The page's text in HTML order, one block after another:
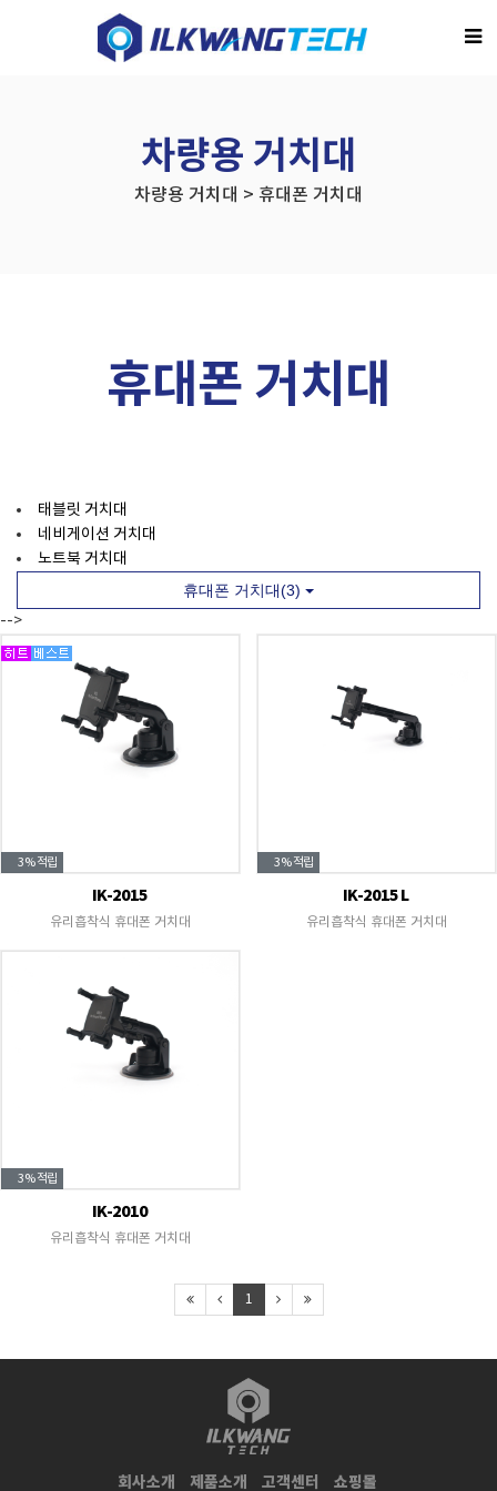
차량용 거치대
차량용 거치대 > 휴대폰 거치대
휴대폰 거치대
태블릿 거치대
네비게이션 거치대
노트북 거치대
휴대폰 거치대(3)
-->
3%적립
IK-2015
유리흡착식 휴대폰 거치대
3%적립
IK-2015 L
유리흡착식 휴대폰 거치대
3%적립
IK-2010
유리흡착식 휴대폰 거치대
1
회사소개 제품소개 고객센터 쇼핑몰